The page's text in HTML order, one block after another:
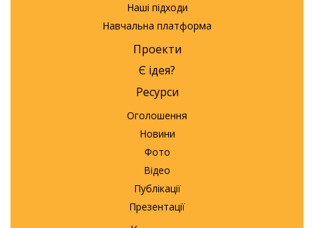
Наші підходи
Навчальна платформа
Проекти
Є ідея?
Ресурси
Оголошення
Новини
Фото
Відео
Публікації
Презентації